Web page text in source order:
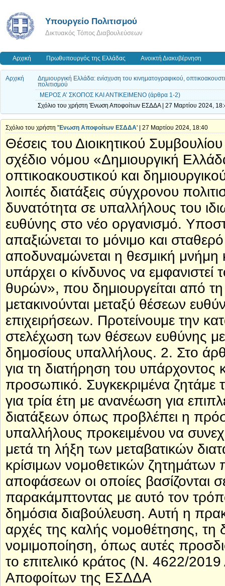
Υπουργείο Πολιτισμού
Δικτυακός Τόπος Διαβουλεύσεων
Αρχική Πρωθυπουργός της Ελλάδας Ανοικτή Διακυβέρνηση
Αρχική
Δημιουργική Ελλάδα: ενίσχυση του κινηματογραφικού,
πολιτισμού
ΜΕΡΟΣ A’ ΣΚΟΠΟΣ ΚΑΙ ΑΝΤΙΚΕΙΜΕΝΟ (άρθρα 1-2)
Σχόλιο του χρήστη Ένωση Αποφοίτων ΕΣΔΔΑ | 27 Μαρτίου 2024,
Σχόλιο του χρήστη 'Ένωση Αποφοίτων ΕΣΔΔΑ' | 27 Μαρτίου 2024, 18:40
Θέσεις του Διοικητικού
σχέδιο νόμου «Δημιουργική
οπτικοακουστικού και
λοιπές διατάξεις σύγχρονου
δυνατότητα σε υπαλλήλους του
ευθύνης στο νέο οργανισμό.
απαξιώνεται το μόνιμο και
αποδυναμώνεται η θεσμική μνήμη
υπάρχει ο κίνδυνος να
θυρών», που δημιουργείται από
μετακινούνται μεταξύ θέσεων
επιχειρήσεων. Προτείνουμε την
στελέχωση των θέσεων ευθύνης
δημοσίους υπαλλήλους. 2. Στο
για τη διατήρηση του υπάρχοντος
προσωπικό. Συγκεκριμένα ζητάμε
για τρία έτη με ανανέωση για
διατάξεων όπως προβλέπει η
υπαλλήλους προκειμένου να
μετά τη λήξη των μεταβατικών
κρίσιμων νομοθετικών ζητημάτων
αποφάσεων οι οποίες βασίζονται
παρακάμπτοντας με αυτό τον
δημόσια διαβούλευση. Αυτή η
αρχές της καλής νομοθέτησης, τη
νομιμοποίηση, όπως αυτές
το επιτελικό κράτος (Ν. 4622/
Αποφοίτων της ΕΣΔΔΑ